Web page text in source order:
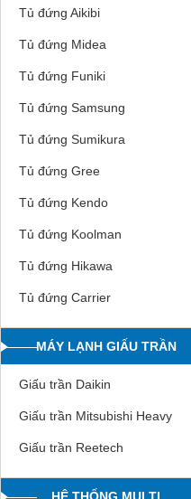
Tủ đứng Aikibi
Tủ đứng Midea
Tủ đứng Funiki
Tủ đứng Samsung
Tủ đứng Sumikura
Tủ đứng Gree
Tủ đứng Kendo
Tủ đứng Koolman
Tủ đứng Hikawa
Tủ đứng Carrier
MÁY LẠNH GIẤU TRẦN
Giấu trần Daikin
Giấu trần Mitsubishi Heavy
Giấu trần Reetech